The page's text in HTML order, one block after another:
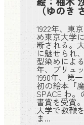
（ゆのき
1922年、東
め東京大学
断される。
に魅せられ
型染めによ
年、ブリュ
1990年、第
初の絵本『
SPACE わ
書賞を受賞
大学で教鞭
ま...